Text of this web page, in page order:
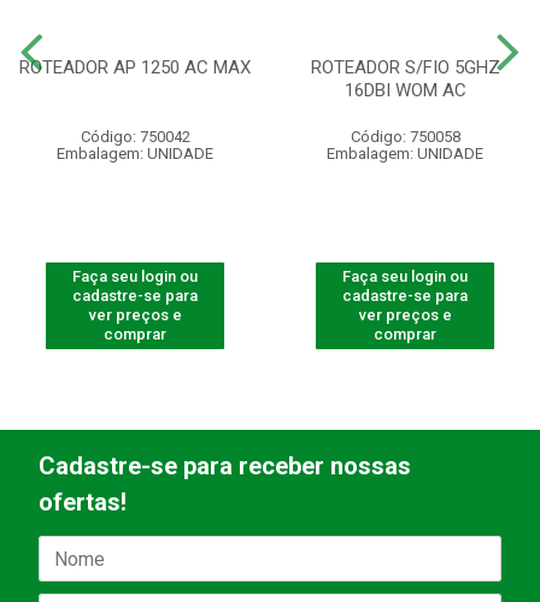
ROTEADOR AP 1250 AC MAX
Código: 750042
Embalagem: UNIDADE
Faça seu login ou
cadastre-se para
ver preços e
comprar
ROTEADOR S/FIO 5GHZ
16DBI WOM AC
Código: 750058
Embalagem: UNIDADE
Faça seu login ou
cadastre-se para
ver preços e
comprar
Cadastre-se para receber nossas
ofertas!